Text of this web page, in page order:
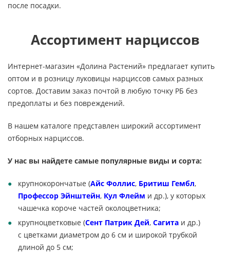
после посадки.
Ассортимент нарциссов
Интернет-магазин «Долина Растений» предлагает купить
оптом и в розницу луковицы нарциссов самых разных
сортов. Доставим заказ почтой в любую точку РБ без
предоплаты и без повреждений.
В нашем каталоге представлен широкий ассортимент
отборных нарциссов.
У нас вы найдете самые популярные виды и сорта:
крупнокорончатые (Айс Фоллис, Бритиш Гембл,
Профессор Эйнштейн, Кул Флейм и др.), у которых
чашечка короче частей околоцветника;
крупноцветковые (Сент Патрик Дей, Сагита и др.)
с цветками диаметром до 6 см и широкой трубкой
длиной до 5 см;